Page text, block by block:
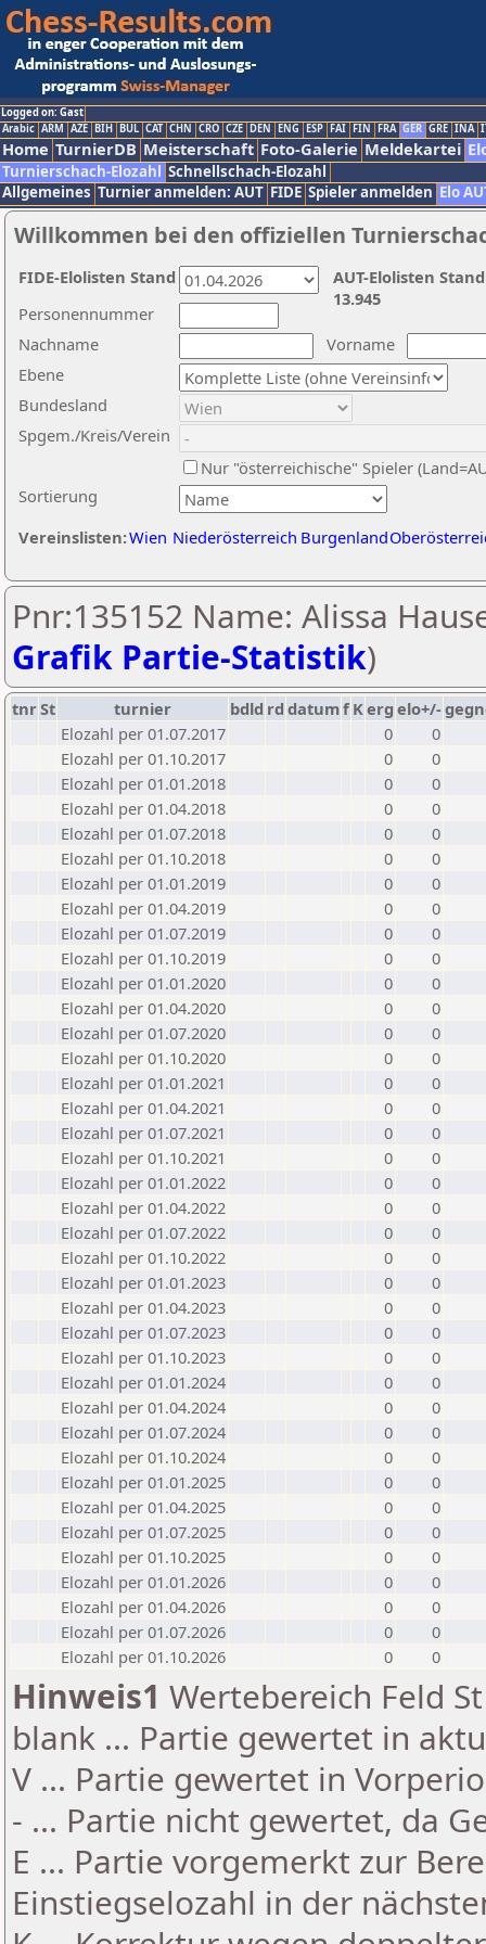
Logged on: Gast
Arabic ARM AZE BIH BUL CAT CHN CRO CZE DEN ENG ESP FAI FIN FRA GER GRE INA
Home TurnierDB Meisterschaft Foto-Galerie Meldekartei
Turnierschach-Elozahl Schnellschach-Elozahl
Allgemeines Turnier anmelden: AUT FIDE Spieler anmelden Elo
Willkommen bei den offiziellen
Nachname
Vorname
Ebene
Sortierung
Personennummer
Bundesland
Spgem./Kreis/Verein
Nur "österreichische" Spieler
Vereinslisten:Wien Niederösterreich Burgenland
AUT-Elolisten
13.945
FIDE-Elolisten Stand
Pnr:135152 Name: Alissa
Grafik Partie-Statistik)
tnrSt turnier bdld rd datumf Kerg elo+/-
Elozahl per 01.07.2017
0
0
Elozahl per 01.10.2017
0
0
Elozahl per 01.01.2018
0
0
Elozahl per 01.04.2018
0
0
Elozahl per 01.07.2018
0
0
Elozahl per 01.10.2018
0
0
Elozahl per 01.01.2019
0
0
Elozahl per 01.04.2019
0
0
Elozahl per 01.07.2019
0
0
Elozahl per 01.10.2019
0
0
Elozahl per 01.01.2020
0
0
Elozahl per 01.04.2020
0
0
Elozahl per 01.07.2020
0
0
Elozahl per 01.10.2020
0
0
Elozahl per 01.01.2021
0
0
Elozahl per 01.04.2021
0
0
Elozahl per 01.07.2021
0
0
Elozahl per 01.10.2021
0
0
Elozahl per 01.01.2022
0
0
Elozahl per 01.04.2022
0
0
Elozahl per 01.07.2022
0
0
Elozahl per 01.10.2022
0
0
Elozahl per 01.01.2023
0
0
Elozahl per 01.04.2023
0
0
Elozahl per 01.07.2023
0
0
Elozahl per 01.10.2023
0
0
Elozahl per 01.01.2024
0
0
Elozahl per 01.04.2024
0
0
Elozahl per 01.07.2024
0
0
Elozahl per 01.10.2024
0
0
Elozahl per 01.01.2025
0
0
Elozahl per 01.04.2025
0
0
Elozahl per 01.07.2025
0
0
Elozahl per 01.10.2025
0
0
Elozahl per 01.01.2026
0
0
Elozahl per 01.04.2026
0
0
Elozahl per 01.07.2026
0
0
Elozahl per 01.10.2026
0 0
Hinweis1 Wertebereich Feld
blank ... Partie gewertet in
V ... Partie gewertet in
- ... Partie nicht gewertet, da
E ... Partie vorgemerkt zur
Einstiegselozahl in der